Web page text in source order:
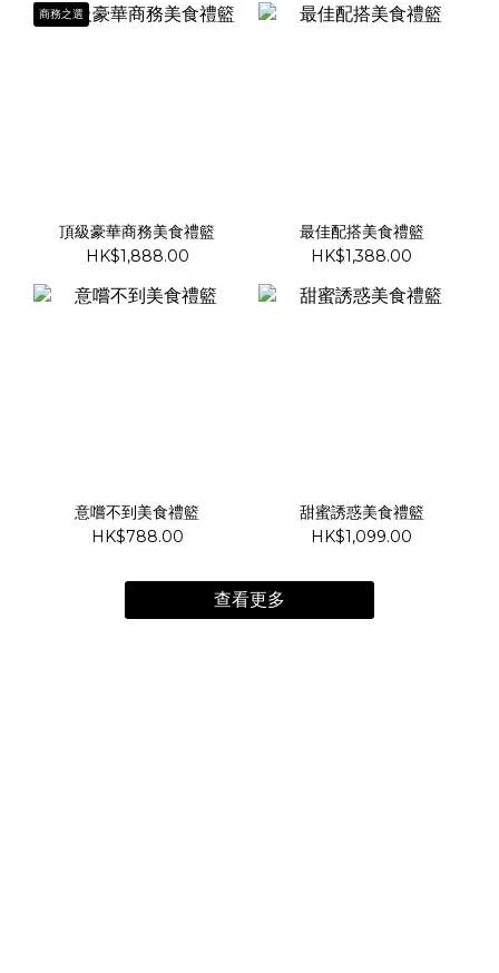
商務之選
頂級豪華商務美食禮籃
HK$1,888.00
最佳配搭美食禮籃
HK$1,388.00
意嚐不到美食禮籃
HK$788.00
甜蜜誘惑美食禮籃
HK$1,099.00
查看更多